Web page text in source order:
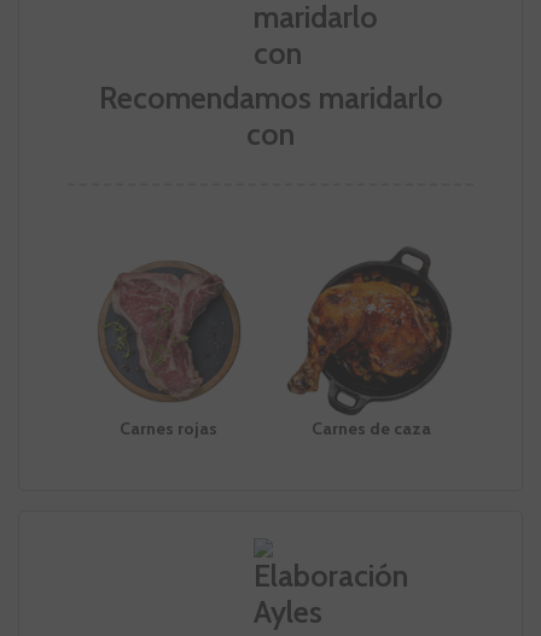
Recomendamos maridarlo
con
Carnes rojas Carnes de caza